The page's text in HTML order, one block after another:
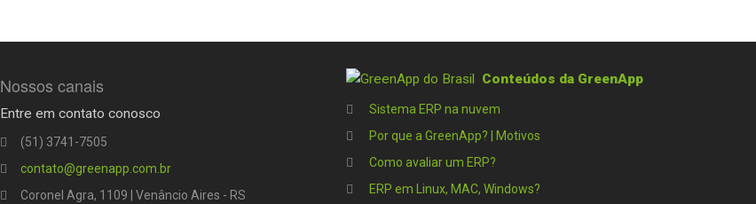
Nossos canais
Entre em contato conosco
(51) 3741-7505
contato@greenapp.com.br
Coronel Agra, 1109 | Venâncio Aires - RS
Conteúdos da GreenApp
Sistema ERP na nuvem
Por que a GreenApp? | Motivos
Como avaliar um ERP?
ERP em Linux, MAC, Windows?